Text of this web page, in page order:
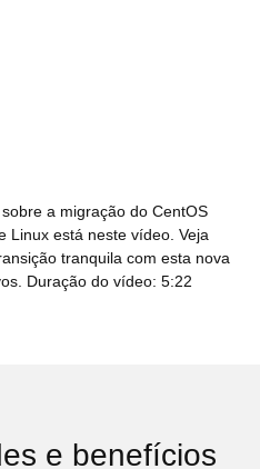
a migração do CentOS
Linux está neste vídeo. Veja
tranquila com esta nova
Duração do vídeo: 5:22
e benefícios